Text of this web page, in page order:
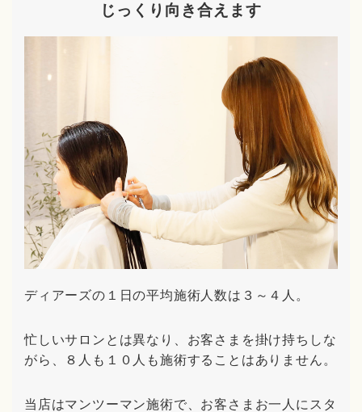
じっくり向き合えます
ディアーズの１日の平均施術人数は３～４人。
忙しいサロンとは異なり、お客さまを掛け持ちしな
がら、８人も１０人も施術することはありません。
当店はマンツーマン施術で、お客さまお一人にスタ